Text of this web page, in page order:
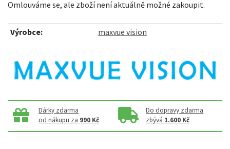
Omlouváme se, ale zboží není aktuálně možné zakoupit.
Výrobce: maxvue vision
Dárky zdarma
od nákupu za 990 Kč
Do dopravy zdarma
zbývá 1.600 Kč